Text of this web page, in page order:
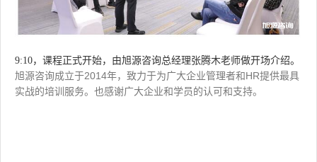
9:10，课程正式开始，由旭源咨询总经理张腾木老师做开场介绍。
旭源咨询成立于2014年，致力于为广大企业管理者和HR提供最具
实战的培训服务。也感谢广大企业和学员的认可和支持。